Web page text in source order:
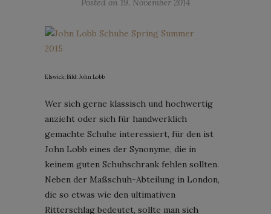
Elswick; Bild: John Lobb
Wer sich gerne klassisch und hochwertig
anzieht oder sich für handwerklich
gemachte Schuhe interessiert, für den ist
John Lobb eines der Synonyme, die in
keinem guten Schuhschrank fehlen sollten.
Neben der Maßschuh-Abteilung in London,
die so etwas wie den ultimativen
Ritterschlag bedeutet, sollte man sich